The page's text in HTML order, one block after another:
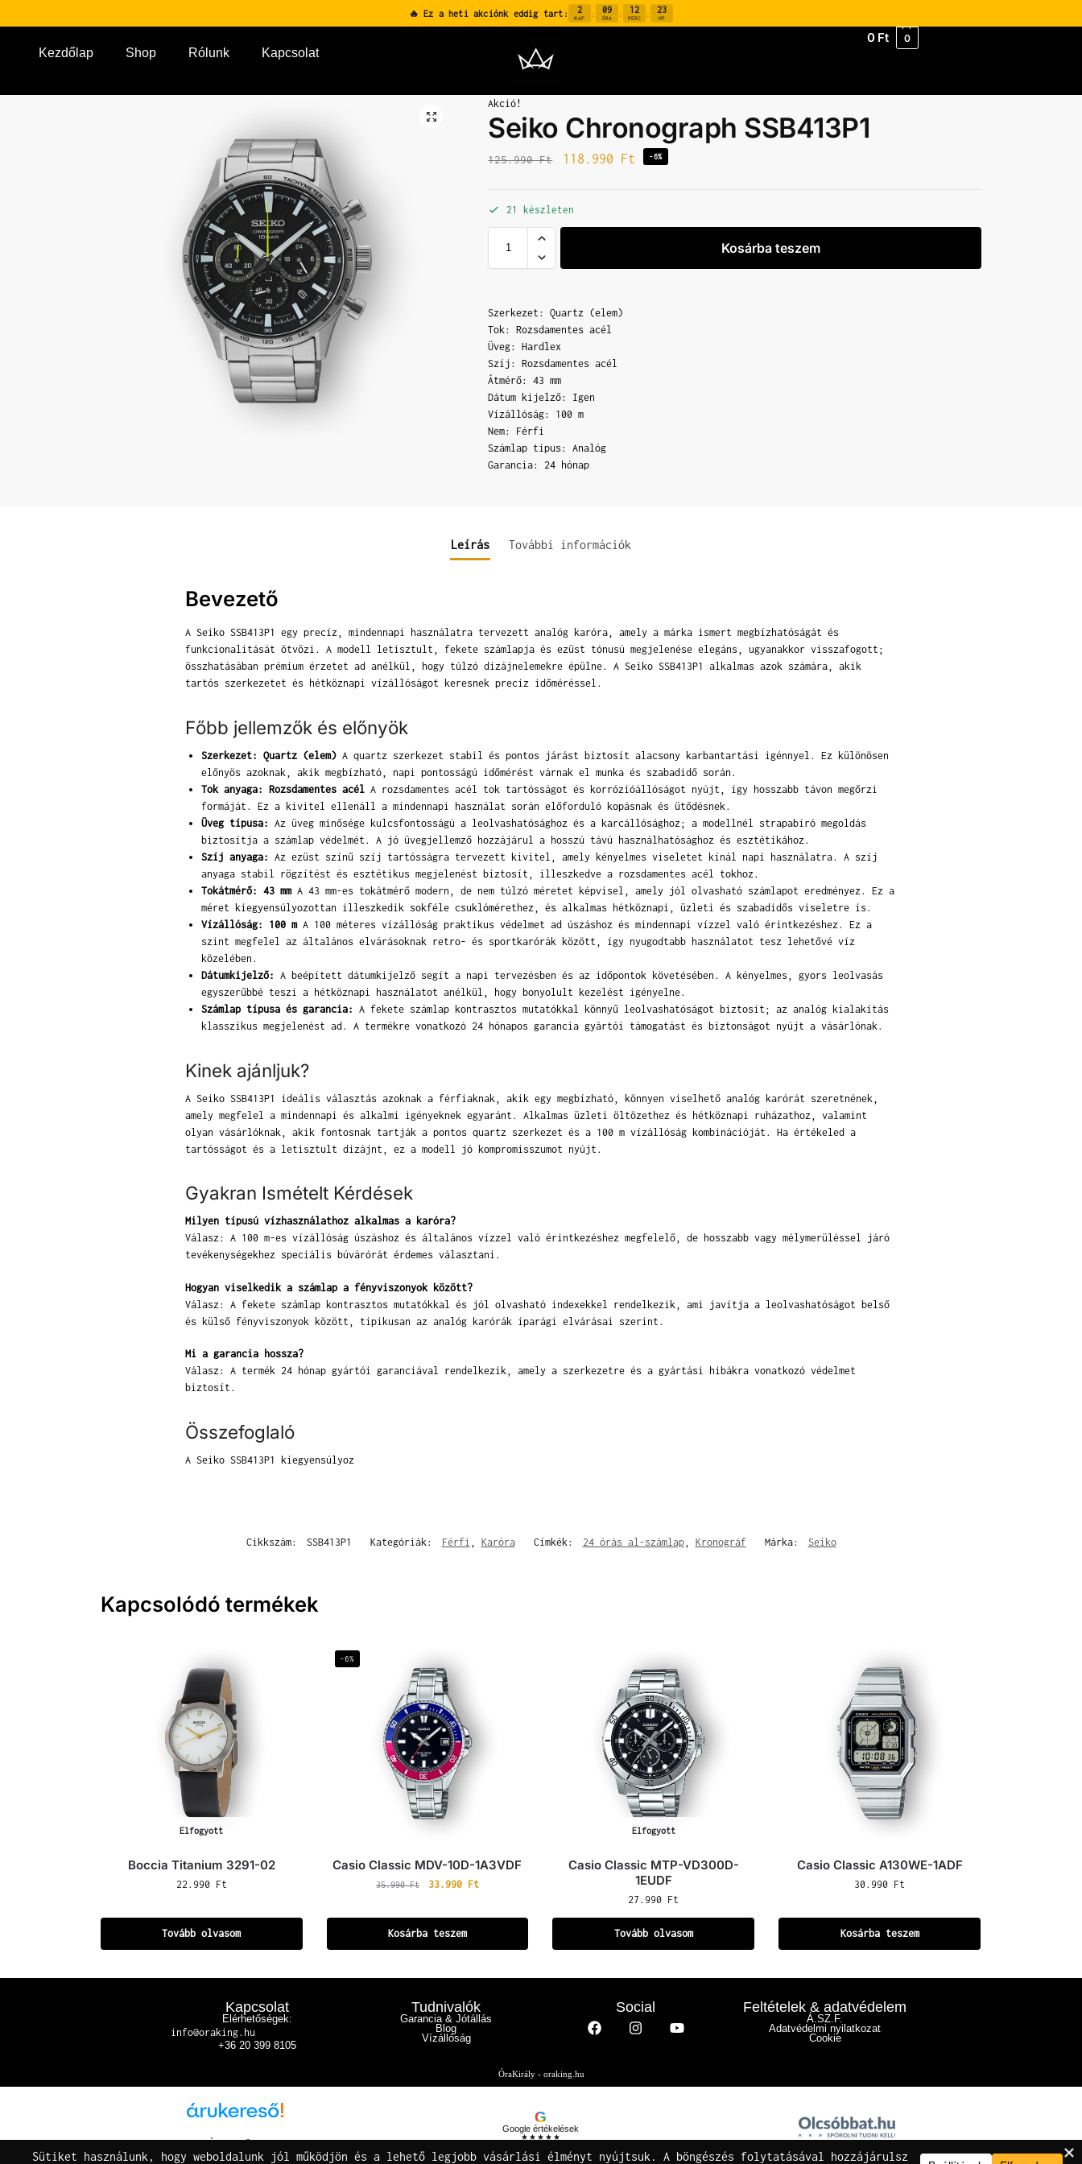
🔥 Ez a heti akciónk eddig tart: 2
NAP : 09
ÓRA : 12
PERC : 22
MP
Kezdőlap Shop Rólunk Kapcsolat
0 Ft 0
Akció!
Seiko Chronograph SSB413P1
125.990Ft 118.990 Ft -6%
21 készleten
Kosárba teszem
Szerkezet: Quartz (elem)
Tok: Rozsdamentes acél
Üveg: Hardlex
Szíj: Rozsdamentes acél
Átmérő: 43 mm
Dátum kijelző: Igen
Vízállóság: 100 m
Nem: Férfi
Számlap típus: Analóg
Garancia: 24 hónap
Leírás További információk
Bevezető
A Seiko SSB413P1 egy precíz, mindennapi használatra tervezett analóg karóra, amely a márka ismert megbízhatóságát és
funkcionalitását ötvözi. A modell letisztult, fekete számlapja és ezüst tónusú megjelenése elegáns, ugyanakkor visszafogott;
összhatásában prémium érzetet ad anélkül, hogy túlzó dizájnelemekre épülne. A Seiko SSB413P1 alkalmas azok számára, akik
tartós szerkezetet és hétköznapi vízállóságot keresnek precíz időméréssel.
Főbb jellemzők és előnyök
Szerkezet: Quartz (elem)A quartz szerkezet stabil és pontos járást biztosít alacsony karbantartási igénnyel. Ez különösen
előnyös azoknak, akik megbízható, napi pontosságú időmérést várnak el munka és szabadidő során.
Tok anyaga: Rozsdamentes acélA rozsdamentes acél tok tartósságot és korrózióállóságot nyújt, így hosszabb távon megőrzi
formáját. Ez a kivitel ellenáll a mindennapi használat során előforduló kopásnak és ütődésnek.
Üveg típusa: Az üveg minősége kulcsfontosságú a leolvashatósághoz és a karcállósághoz; a modellnél strapabíró megoldás
biztosítja a számlap védelmét. A jó üvegjellemző hozzájárul a hosszú távú használhatósághoz és esztétikához.
Szíj anyaga: Az ezüst színű szíj tartósságra tervezett kivitel, amely kényelmes viseletet kínál napi használatra. A szíj
anyaga stabil rögzítést és esztétikus megjelenést biztosít, illeszkedve a rozsdamentes acél tokhoz.
Tokátmérő: 43 mmA 43 mm-es tokátmérő modern, de nem túlzó méretet képvisel, amely jól olvasható számlapot eredményez. Ez a
méret kiegyensúlyozottan illeszkedik sokféle csuklómérethez, és alkalmas hétköznapi, üzleti és szabadidős viseletre is.
Vízállóság: 100 mA 100 méteres vízállóság praktikus védelmet ad úszáshoz és mindennapi vízzel való érintkezéshez. Ez a
szint megfelel az általános elvárásoknak retro- és sportkarórák között, így nyugodtabb használatot tesz lehetővé víz
közelében.
Dátumkijelző: A beépített dátumkijelző segít a napi tervezésben és az időpontok követésében. A kényelmes, gyors leolvasás
egyszerűbbé teszi a hétköznapi használatot anélkül, hogy bonyolult kezelést igényelne.
Számlap típusa és garancia: A fekete számlap kontrasztos mutatókkal könnyű leolvashatóságot biztosít; az analóg kialakítás
klasszikus megjelenést ad. A termékre vonatkozó 24 hónapos garancia gyártói támogatást és biztonságot nyújt a vásárlónak.
Kinek ajánljuk?
A Seiko SSB413P1 ideális választás azoknak a férfiaknak, akik egy megbízható, könnyen viselhető analóg karórát szeretnének,
amely megfelel a mindennapi és alkalmi igényeknek egyaránt. Alkalmas üzleti öltözethez és hétköznapi ruházathoz, valamint
olyan vásárlóknak, akik fontosnak tartják a pontos quartz szerkezet és a 100 m vízállóság kombinációját. Ha értékeled a
tartósságot és a letisztult dizájnt, ez a modell jó kompromisszumot nyújt.
Gyakran Ismételt Kérdések
Milyen típusú vízhasználathoz alkalmas a karóra?
Válasz: A 100 m-es vízállóság úszáshoz és általános vízzel való érintkezéshez megfelelő, de hosszabb vagy mélymerüléssel járó
tevékenységekhez speciális búvárórát érdemes választani.
Hogyan viselkedik a számlap a fényviszonyok között?
Válasz: A fekete számlap kontrasztos mutatókkal és jól olvasható indexekkel rendelkezik, ami javítja a leolvashatóságot belső
és külső fényviszonyok között, tipikusan az analóg karórák iparági elvárásai szerint.
Mi a garancia hossza?
Válasz: A termék 24 hónap gyártói garanciával rendelkezik, amely a szerkezetre és a gyártási hibákra vonatkozó védelmet
biztosít.
Összefoglaló
A Seiko SSB413P1 kiegyensúlyoz
Cikkszám: SSB413P1 Kategóriák: Férfi , Karóra Címkék: 24 órás al-számlap, Kronográf Márka: Seiko
Kapcsolódó termékek
Elfogyott
Boccia Titanium 3291-02
22.990 Ft
Tovább olvasom
-6%
Casio Classic MDV-10D-1A3VDF
35.990Ft 33.990 Ft
Kosárba teszem
Elfogyott
Casio Classic MTP-VD300D-
1EUDF
27.990 Ft
Tovább olvasom
Casio Classic A130WE-1ADF
30.990 Ft
Kosárba teszem
Kapcsolat
Elérhetőségek:
info@oraking.hu
+36 20 399 8105
Tudnivalók
Garancia & Jótállás
Blog
Vízállóság
Social Feltételek & adatvédelem
Á.SZ.F.
Adatvédelmi nyilatkozat
Cookie
ÓraKirály - oraking.hu
Árukereső.hu
G
Google értékelések
★★★★★